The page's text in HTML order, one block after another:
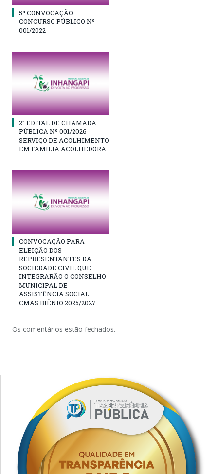
5ª CONVOCAÇÃO –
CONCURSO PÚBLICO Nº
001/2022
2° EDITAL DE CHAMADA
PÚBLICA Nº 001/2026
SERVIÇO DE ACOLHIMENTO
EM FAMÍLIA ACOLHEDORA
CONVOCAÇÃO PARA
ELEIÇÃO DOS
REPRESENTANTES DA
SOCIEDADE CIVIL QUE
INTEGRARÃO O CONSELHO
MUNICIPAL DE
ASSISTÊNCIA SOCIAL –
CMAS BIÊNIO 2025/2027
Os comentários estão fechados.